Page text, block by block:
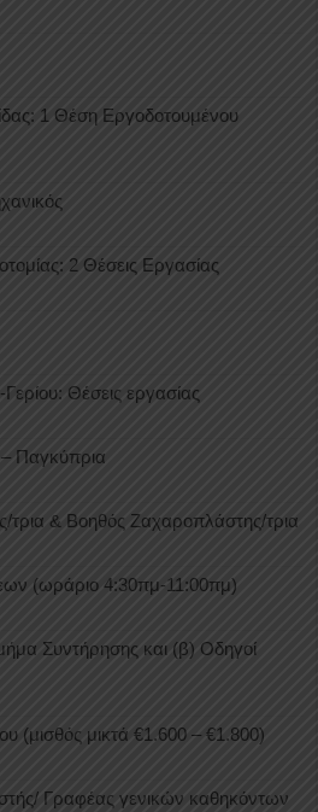
1 Θέση Eργοδοτουμένου
2 Θέσεις Εργασίας
Θέσεις εργασίας
Παγκύπρια
τρια & Βοηθός Ζαχαροπλάστης/τρια
(ωράριο 4:30πμ-11:00πμ)
Συντήρησης και (β) Οδηγοί
(μισθός μικτά €1.600 – €1.800)
Γραφέας γενικών καθηκόντων